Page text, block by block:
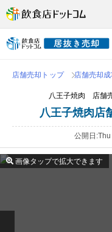
店舗売却トップ 店舗売却
八王子焼肉 店舗
八王子焼肉店
公開日 Thu
画像タップで拡大できます